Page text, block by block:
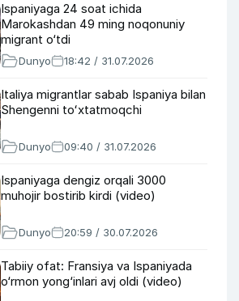
Ispaniyaga 24 soat ichida
Marokashdan 49 ming noqonuniy
migrant o‘tdi
Dunyo 18:42 / 31.07.2026
Italiya migrantlar sabab Ispaniya bilan
Shengenni toʻxtatmoqchi
Dunyo 09:40 / 31.07.2026
Ispaniyaga dengiz orqali 3000
muhojir bostirib kirdi (video)
Dunyo 20:59 / 30.07.2026
Tabiiy ofat: Fransiya va Ispaniyada
o‘rmon yong‘inlari avj oldi (video)